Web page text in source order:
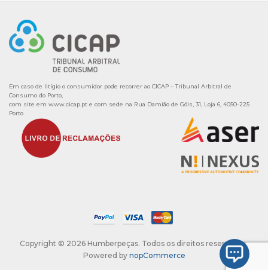
Em caso de litígio o consumidor pode recorrer ao CICAP – Tribunal Arbitral de
Consumo do Porto,
com site em www.cicap.pt e com sede na Rua Damião de Góis, 31, Loja 6, 4050-225
Porto.
Copyright © 2026 Humberpeças. Todos os direitos reservados.
Powered by nopCommerce